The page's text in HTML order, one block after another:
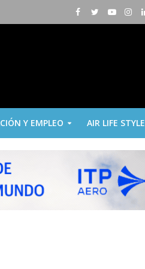
Y EMPLEO AIR LIFE STYLE